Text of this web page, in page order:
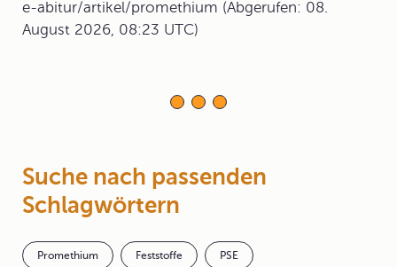
e-abitur/artikel/promethium (Abgerufen: 08.
August 2026, 08:23 UTC)
Suche nach passenden
Schlagwörtern
Promethium Feststoffe PSE